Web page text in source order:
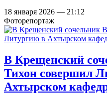
18 января 2026 — 21:12
Фоторепортаж
В Крещенский
Тихон совершил
Ахтырском